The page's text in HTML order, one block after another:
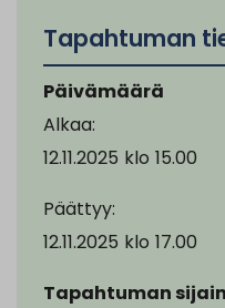
Tapahtuman
Päivämäärä
Alkaa:
12.11.2025 klo 15.00
Päättyy:
12.11.2025 klo 17.00
Tapahtuman